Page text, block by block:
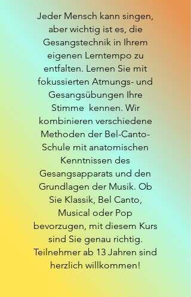
Jeder Mensch kann singen,
aber wichtig ist es, die
Gesangstechnik in Ihrem
eigenen Lerntempo zu
entfalten. Lernen Sie mit
fokussierten Atmungs- und
Gesangsübungen Ihre
Stimme kennen. Wir
kombinieren verschiedene
Methoden der Bel-Canto-
Schule mit anatomischen
Kenntnissen des
Gesangsapparats und den
Grundlagen der Musik. Ob
Sie Klassik, Bel Canto,
Musical oder Pop
bevorzugen, mit diesem Kurs
sind Sie genau richtig.
Teilnehmer ab 13 Jahren sind
herzlich willkommen!